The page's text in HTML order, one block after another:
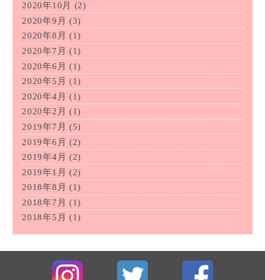
2020年10月
(2)
2020年9月 (3)
2020年8月 (1)
2020年7月 (1)
2020年6月 (1)
2020年5月 (1)
2020年4月 (1)
2020年2月 (1)
2019年7月 (5)
2019年6月 (2)
2019年4月 (2)
2019年1月 (2)
2018年8月 (1)
2018年7月 (1)
2018年5月 (1)